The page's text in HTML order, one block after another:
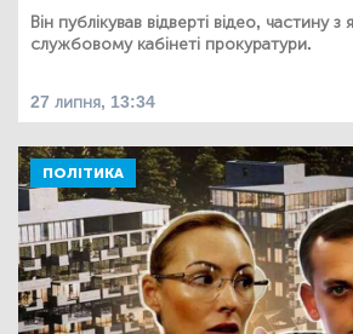
Він публікував відверті відео, частину
службовому кабінеті прокуратури.
27 липня, 13:34
ПОЛІТИКА